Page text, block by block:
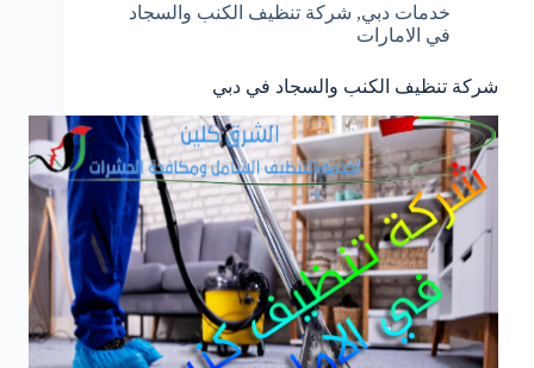
خدمات دبي, شركة تنظيف الكنب والسجاد
في الامارات
شركة تنظيف الكنب والسجاد في دبي